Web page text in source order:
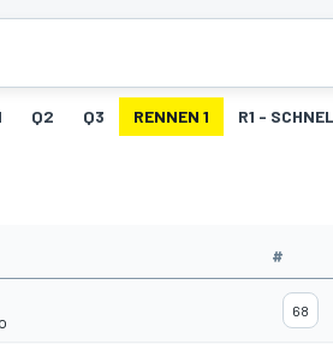
Q2 Q3 RENNEN 1 R1 -
#
68